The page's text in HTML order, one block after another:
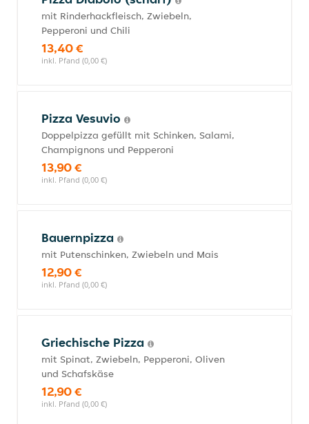
mit Rinderhackfleisch, Zwiebeln,
Pepperoni und Chili
13,40 €
inkl. Pfand (0,00 €)
Pizza Vesuvio
Doppelpizza gefüllt mit Schinken, Salami,
Champignons und Pepperoni
13,90 €
inkl. Pfand (0,00 €)
Bauernpizza
mit Putenschinken, Zwiebeln und Mais
12,90 €
inkl. Pfand (0,00 €)
Griechische Pizza
mit Spinat, Zwiebeln, Pepperoni, Oliven
und Schafskäse
12,90 €
inkl. Pfand (0,00 €)